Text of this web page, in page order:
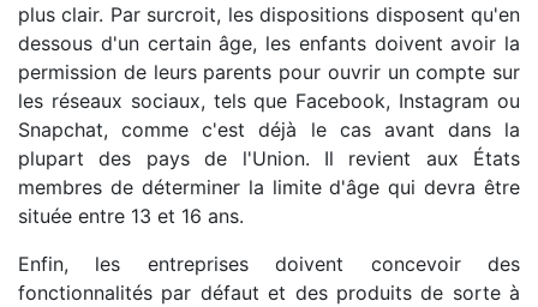
plus clair. Par surcroit, les dispositions disposent qu'en
dessous d'un certain âge, les enfants doivent avoir la
permission de leurs parents pour ouvrir un compte sur
les réseaux sociaux, tels que Facebook, Instagram ou
Snapchat, comme c'est déjà le cas avant dans la
plupart des pays de l'Union. Il revient aux États
membres de déterminer la limite d'âge qui devra être
située entre 13 et 16 ans.
Enfin, les entreprises doivent concevoir des
fonctionnalités par défaut et des produits de sorte à